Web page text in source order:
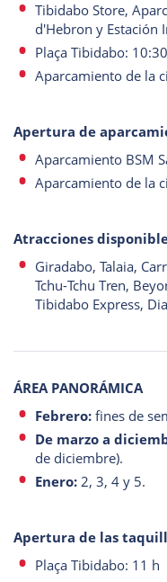
Tibidabo Store,
d'Hebron y Estación
Plaça Tibidabo:
Aparcamiento de la
Apertura de
Aparcamiento BSM
Aparcamiento de la
Atracciones
Giradabo, Talaia,
Tchu-Tchu Tren,
Tibidabo Express,
ÁREA PANORÁMICA
Febrero: fines de
De marzo a
de diciembre).
Enero: 2, 3, 4 y 5.
Apertura de las
Plaça Tibidabo: 11 h